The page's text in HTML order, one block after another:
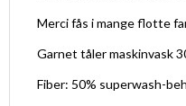
Merci fås i mange flotte
Garnet tåler maskinvask
Fiber: 50% superwash-